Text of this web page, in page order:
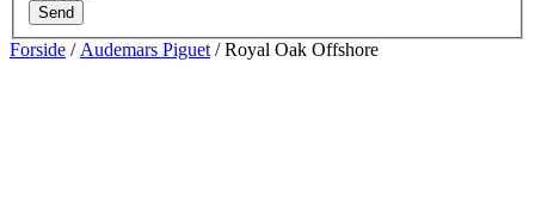
Send
Forside / Audemars Piguet / Royal Oak Offshore